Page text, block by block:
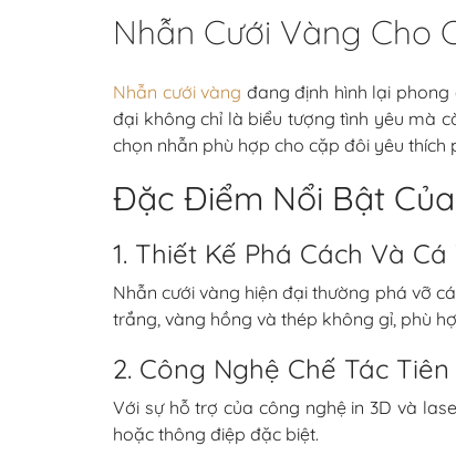
Nhẫn Cưới Vàng Cho
Nhẫn cưới vàng đang định hình lại
đại không chỉ là biểu tượng tình yêu mà
chọn nhẫn phù hợp cho cặp đôi yêu thích
Đặc Điểm Nổi Bật
1. Thiết Kế Phá Cách Và Cá
Nhẫn cưới vàng hiện đại thường phá vỡ
trắng, vàng hồng và thép không gỉ, phù
2. Công Nghệ Chế Tác Tiên
Với sự hỗ trợ của công nghệ in 3D và
hoặc thông điệp đặc biệt.